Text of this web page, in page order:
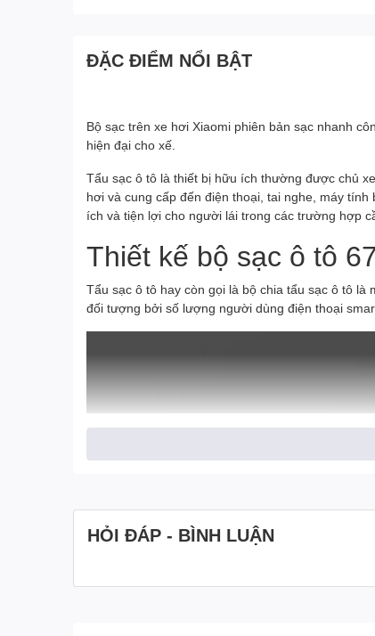
ĐẶC ĐIỂM NỔI BẬT
Bộ sạc trên xe hơi Xiaomi phiên bản sạc nhanh
hiện đại cho xế.
Tẩu sạc ô tô là thiết bị hữu ích thường được chủ
hơi và cung cấp đến điện thoại, tai nghe, máy
ích và tiện lợi cho người lái trong các trường hợp
Thiết kế bộ sạc ô tô
Tẩu sạc ô tô hay còn gọi là bộ chia tẩu sạc ô tô
đối tượng bởi số lượng người dùng điện thoại
HỎI ĐÁP - BÌNH LUẬN